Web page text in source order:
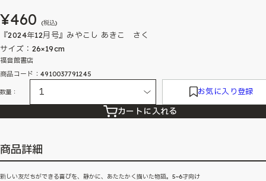
¥460 (税込)
『2024年12月号』みやこし あきこ さく
サイズ：26×19cm
福音館書店
商品コード：4910037791245
数量： お気に入り登録
カートに入れる
商品詳細
新しい友だちができる喜びを、静かに、あたたかく描いた物語。5~6才向け